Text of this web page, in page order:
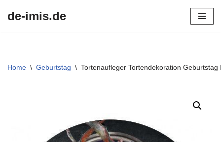
de-imis.de
Home \ Geburtstag \ Tortenaufleger Tortendekoration